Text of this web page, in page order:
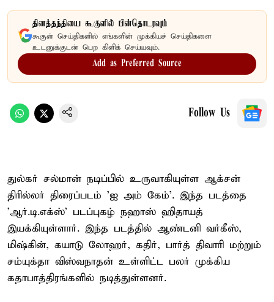
தினத்தந்தியை கூகுளில் பின்தொடரவும்
கூகுள் செய்திகளில் எங்களின் முக்கியச் செய்திகளை
உடனுக்குடன் பெற கிளிக் செய்யவும்.
Add as Preferred Source
Follow Us
துல்கர் சல்மான் நடிப்பில் உருவாகியுள்ள ஆக்சன்
திரில்லர் திரைப்படம் 'ஐ அம் கேம்'. இந்த படத்தை
'ஆர்.டி.எக்ஸ்' படப்புகழ் நஹாஸ் ஹிதாயத்
இயக்கியுள்ளார். இந்த படத்தில் ஆண்டனி வர்கீஸ்,
மிஷ்கின், கயாடு லோஹர், கதிர், பார்த் திவாரி மற்றும்
சம்யுக்தா விஸ்வநாதன் உள்ளிட்ட பலர் முக்கிய
கதாபாத்திரங்களில் நடித்துள்ளனர்.